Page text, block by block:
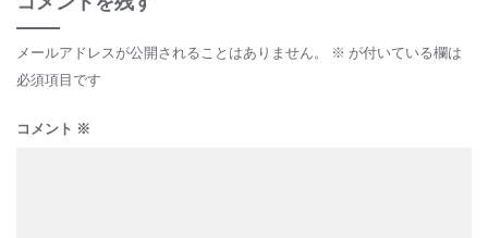
メールアドレスが公開されることはありません。 ※ が付いている欄は
必須項目です
コメント ※